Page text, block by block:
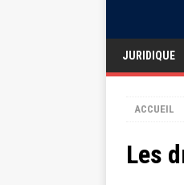
JURIDIQUE
ACCUEIL
Les